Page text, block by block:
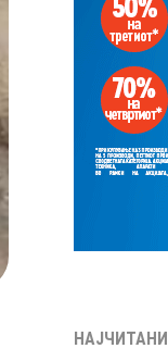
НАЈЧИТАНИ